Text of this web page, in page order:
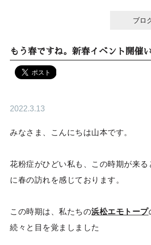
ブロ
もう春ですね。新春イベント開催
2022.3.13
みなさま、こんにちは山本です。
花粉症がひどい私も、この時期が来る
に春の訪れを感じております。
この時期は、私たちの浜松エモトープ
続々と目を覚ましました